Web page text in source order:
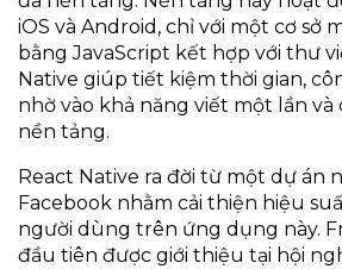
iOS và Android, chỉ với một cơ sở
bằng JavaScript kết hợp với thư
Native giúp tiết kiệm thời gian,
nhờ vào khả năng viết một lần và
nền tảng.
React Native ra đời từ một dự án
Facebook nhằm cải thiện hiệu
người dùng trên ứng dụng này.
đầu tiên được giới thiệu tại hội